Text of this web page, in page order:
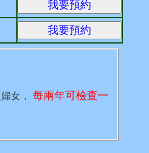
女，
每兩年可檢查一